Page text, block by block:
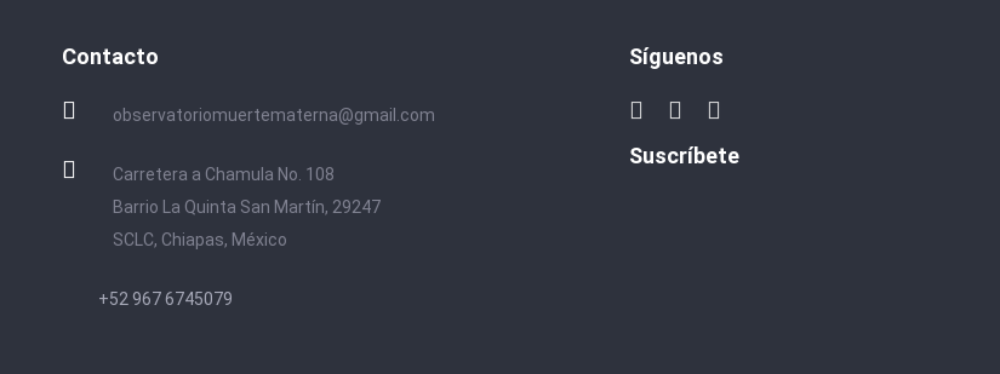
Contacto
observatoriomuertematerna@gmail.com
Carretera a Chamula No. 108
Barrio La Quinta San Martín, 29247
SCLC, Chiapas, México
+52 967 6745079
Síguenos
Suscríbete